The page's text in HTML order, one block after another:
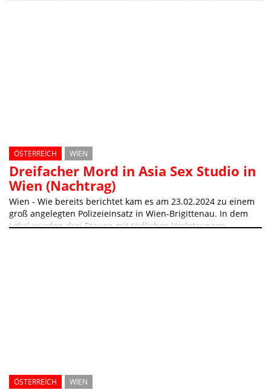
ÖSTERREICH WIEN
Dreifacher Mord in Asia Sex Studio in
Wien (Nachtrag)
Wien - Wie bereits berichtet kam es am 23.02.2024 zu einem
groß angelegten Polizeieinsatz in Wien-Brigittenau. In dem
Lokal wurden drei Frauen mit tödlichen Verletzungen
ÖSTERREICH WIEN